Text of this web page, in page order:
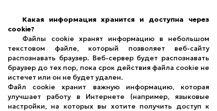
Какая информация хранится и доступна через
cookie?
Файлы cookie хранят информацию в небольшом
текстовом файле, который позволяет веб-сайту
распознавать браузер. Веб-сервер будет распознавать
браузер до тех пор, пока срок действия файла cookie не
истечет или он не будет удален.
Файл cookie хранит важную информацию, которая
улучшает работу в Интернете (например, языковые
настройки, на которых вы хотите получить доступ к